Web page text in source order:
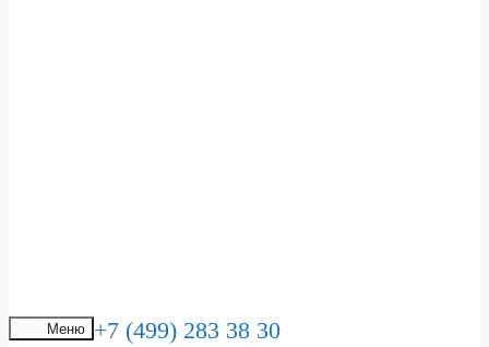
Меню +7 (499) 283 38 30